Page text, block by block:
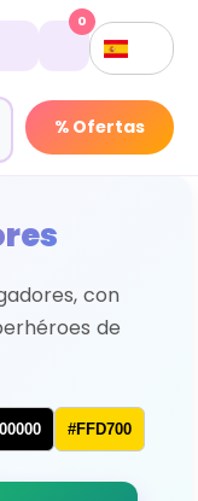
% Ofertas
0
con
de
#FFD700